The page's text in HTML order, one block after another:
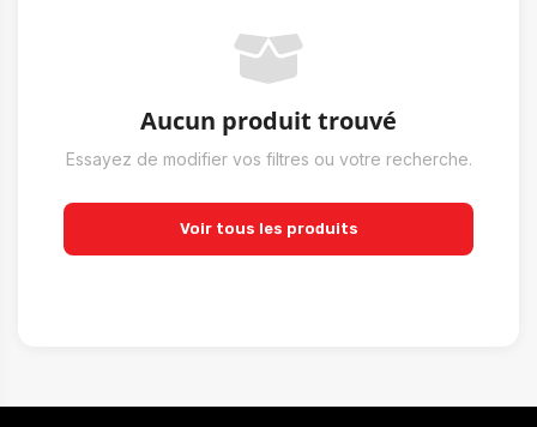
Aucun produit trouvé
Essayez de modifier vos filtres ou votre recherche.
Voir tous les produits